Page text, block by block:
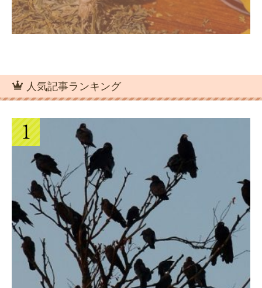
人気記事ランキング